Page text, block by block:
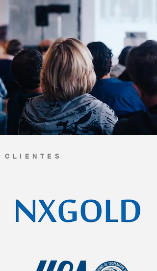
CLIENTES